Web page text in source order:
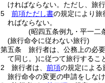
ければならない。 ただし、旅
5
前項ただし書の規定により旅
ればならない。
(昭四五条例九・平一二
(旅行命令に従わない旅行)
第五条
旅行者は、公務上の必
て同じ。)に従つて旅行するこ
2
旅行者は、 前項の規定による
旅行命令の変更の申請をしな